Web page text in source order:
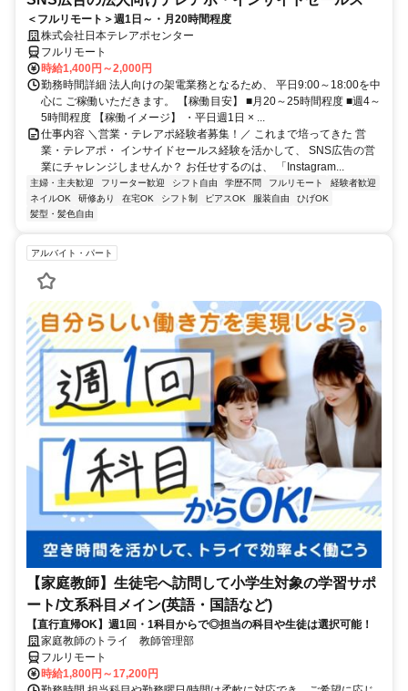
＜フルリモート＞週1日～・月20時間程度
株式会社日本テレアポセンター
フルリモート
時給1,400円～2,000円
勤務時間詳細 法人向けの架電業務となるため、 平日9:00～18:00を中
心に ご稼働いただきます。 【稼働目安】 ■月20～25時間程度 ■週4～
5時間程度 【稼働イメージ】 ・平日週1日 × ...
仕事内容 ＼営業・テレアポ経験者募集！／ これまで培ってきた 営
業・テレアポ・ インサイドセールス経験を活かして、 SNS広告の営
業にチャレンジしませんか？ お任せするのは、 「Instagram...
主婦・主夫歓迎 フリーター歓迎 シフト自由 学歴不問 フルリモート
経験者歓迎
ネイルOK
研修あり 在宅OK シフト制 ピアスOK 服装自由
ひげOK
髪型・髪色自由
アルバイト・パート
【家庭教師】生徒宅へ訪問して小学生対象の学習サポ
ート/文系科目メイン(英語・国語など)
【直行直帰OK】週1回・1科目からで◎担当の科目や生徒は選択可能！
家庭教師のトライ 教師管理部
フルリモート
時給1,800円～17,200円